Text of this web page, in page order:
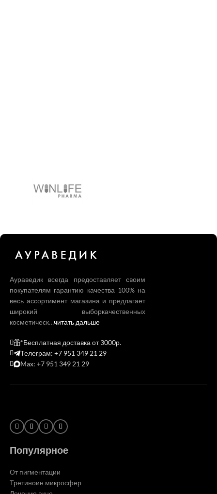
Аураведик всегда предоставляет своим
покупателям гарантию качества 100% на
весь ассортимент магазина и предлагает
широкий выборкачественных
косметическ…читать дальше
*Бесплатная доставка от 3000р.
Телеграм: +7 951 349 21 29
Max: +7 951 349 21 29
Популярное
От пигментации
Третиноин микросфер